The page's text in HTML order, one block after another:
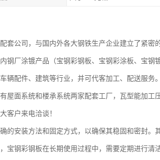
套公司，与国内外各大钢铁生产企业建立了紧密
钢厂涂镀产品（宝钢彩钢板、宝钢彩涂板、宝钢
配件、建筑等行业，并可代客加工、配送服务
屋面系统和楼承系统两家配套工厂，瓦型能加工
客户来电洽谈！
的安装方法和固定方式，以确保其稳固和密封。
宝钢彩钢板在长期使用过程中，需要定期进行清